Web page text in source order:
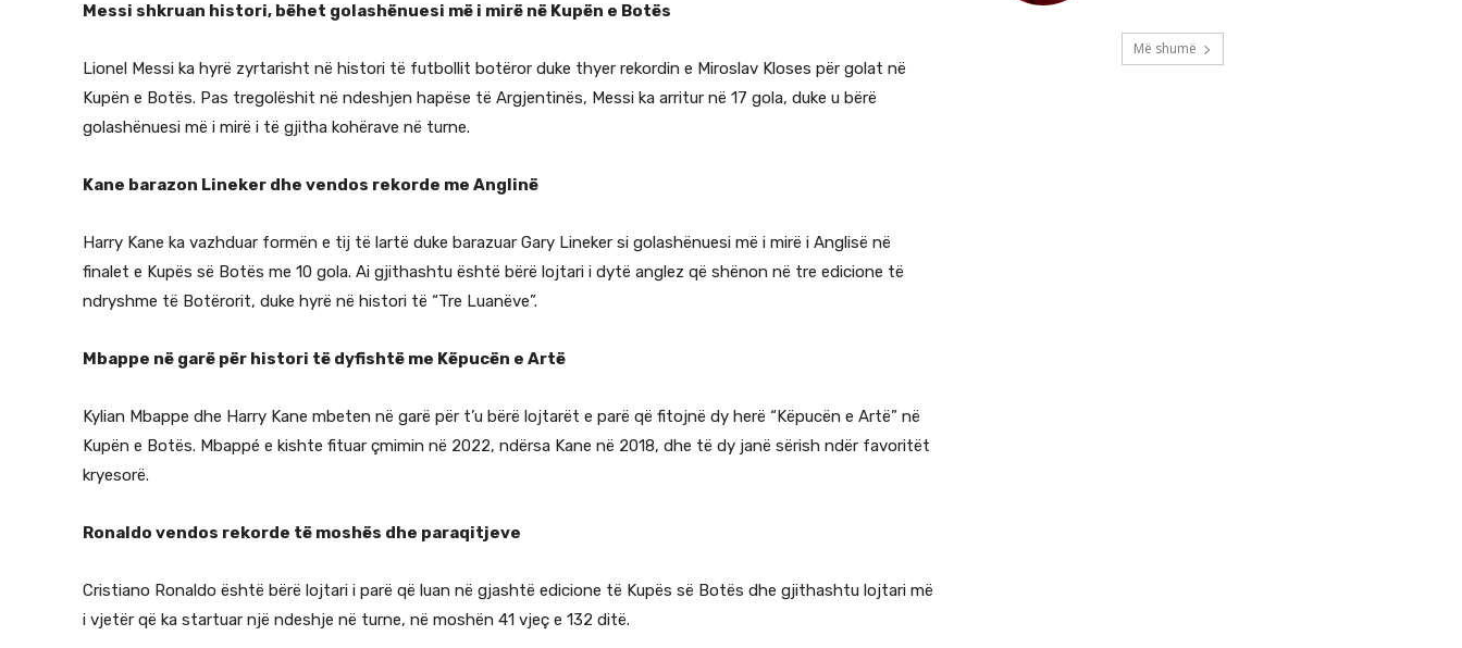
Messi shkruan histori, bëhet golashënuesi më i mirë në Kupën e Botës
Lionel Messi ka hyrë zyrtarisht në histori të futbollit botëror duke thyer rekordin e Miroslav Kloses për golat në
Kupën e Botës. Pas tregolëshit në ndeshjen hapëse të Argjentinës, Messi ka arritur në 17 gola, duke u bërë
golashënuesi më i mirë i të gjitha kohërave në turne.
Kane barazon Lineker dhe vendos rekorde me Anglinë
Harry Kane ka vazhduar formën e tij të lartë duke barazuar Gary Lineker si golashënuesi më i mirë i Anglisë në
finalet e Kupës së Botës me 10 gola. Ai gjithashtu është bërë lojtari i dytë anglez që shënon në tre edicione të
ndryshme të Botërorit, duke hyrë në histori të “Tre Luanëve”.
Mbappe në garë për histori të dyfishtë me Këpucën e Artë
Kylian Mbappe dhe Harry Kane mbeten në garë për t’u bërë lojtarët e parë që fitojnë dy herë “Këpucën e Artë” në
Kupën e Botës. Mbappé e kishte fituar çmimin në 2022, ndërsa Kane në 2018, dhe të dy janë sërish ndër favoritët
kryesorë.
Ronaldo vendos rekorde të moshës dhe paraqitjeve
Cristiano Ronaldo është bërë lojtari i parë që luan në gjashtë edicione të Kupës së Botës dhe gjithashtu lojtari më
i vjetër që ka startuar një ndeshje në turne, në moshën 41 vjeç e 132 ditë.
Më shumë